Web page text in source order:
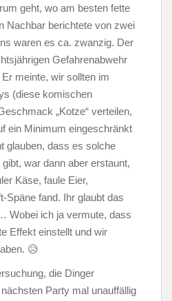
geht, wo am besten fette
Nachbar berichtete von zwei
waren es ca. zwanzig. Der
Gefahrenabwehr
meinte, wir sollten im
(diese komischen
„Kotze“ verteilen,
ein Minimum eingeschränkt
glauben, dass es solche
war dann aber erstaunt,
Käse, faule Eier,
Späne fand. Ihr glaubt das
Wobei ich ja vermute, dass
Effekt einstellt und wir
😥
die Dinger
Party mal unauffällig